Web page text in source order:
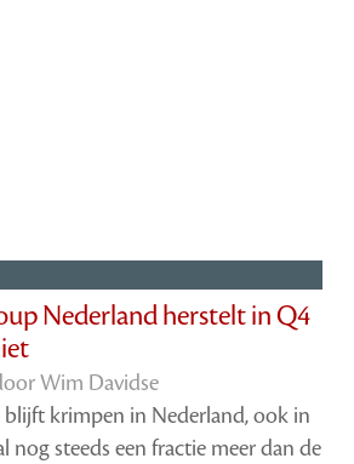
Nederland herstelt in Q4
Wim Davidse
krimpen in Nederland, ook in
nog steeds een fractie meer dan de